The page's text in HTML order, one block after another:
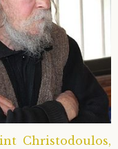
Christodoulos,